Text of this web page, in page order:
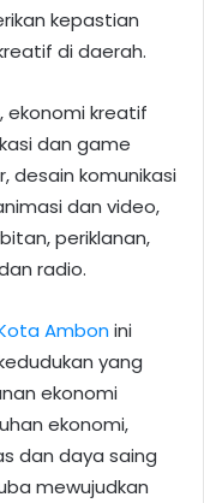
kepastian
di daerah.
ekonomi kreatif
dan game
desain komunikasi
dan video,
periklanan,
radio.
Ambonini
yang
ekonomi
ekonomi,
dan daya saing
mewujudkan